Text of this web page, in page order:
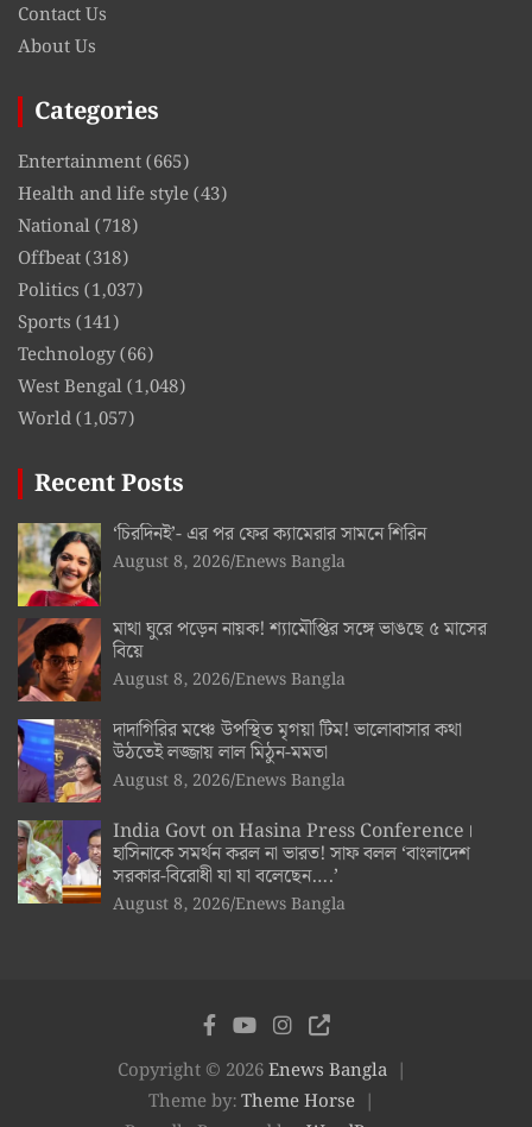
Contact Us
About Us
Categories
Entertainment(665)
Health and life style(43)
National(718)
Offbeat(318)
Politics (1,037)
Sports (141)
Technology(66)
West Bengal(1,048)
World(1,057)
Recent Posts
‘চিরদিনই’- এর পর ফের ক্যামেরার সামনে শিরিন
August 8, 2026 Enews Bangla
মাথা ঘুরে পড়েন নায়ক! শ্যামৌপ্তির সঙ্গে ভাঙছে ৫ মাসের
বিয়ে
August 8, 2026 Enews Bangla
দাদাগিরির মঞ্চে উপস্থিত মৃগয়া টিম! ভালোবাসার কথা
উঠতেই লজ্জায় লাল মিঠুন-মমতা
August 8, 2026 Enews Bangla
India Govt on Hasina Press Conference।
হাসিনাকে সমর্থন করল না ভারত! সাফ বলল ‘বাংলাদেশ
সরকার-বিরোধী যা যা বলেছেন….’
August 8, 2026 Enews Bangla
Copyright © 2026Enews Bangla
Theme by:Theme Horse